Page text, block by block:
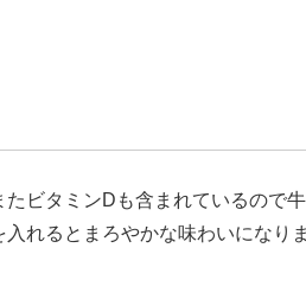
ビタミンDも含まれているので牛
れるとまろやかな味わいになりま